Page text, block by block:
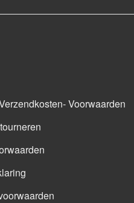
Voorwaarden